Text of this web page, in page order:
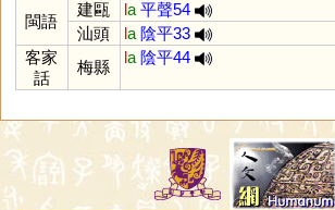
閩語
建甌 la 平聲54
汕頭
la 陰平33
客家
話
梅縣
la 陰平44